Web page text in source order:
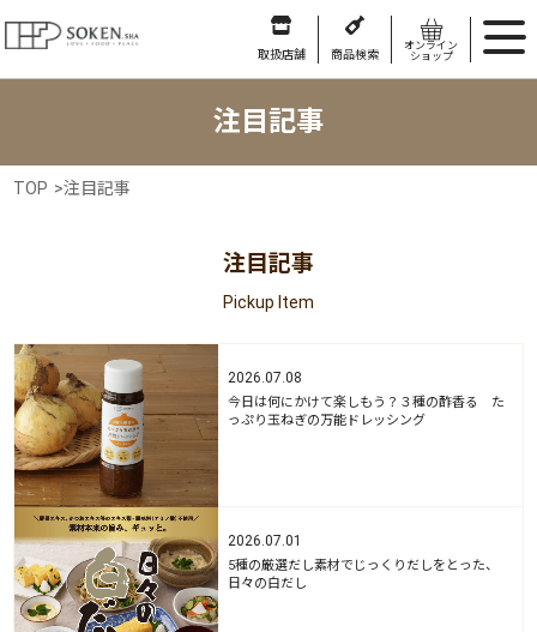
取扱店舗 商品検索
オンライン
ショップ
注目記事
TOP >注目記事
注目記事
Pickup Item
2026.07.08
今日は何にかけて楽しもう？３種の酢香る た
っぷり玉ねぎの万能ドレッシング
2026.07.01
5種の厳選だし素材でじっくりだしをとった、
日々の白だし